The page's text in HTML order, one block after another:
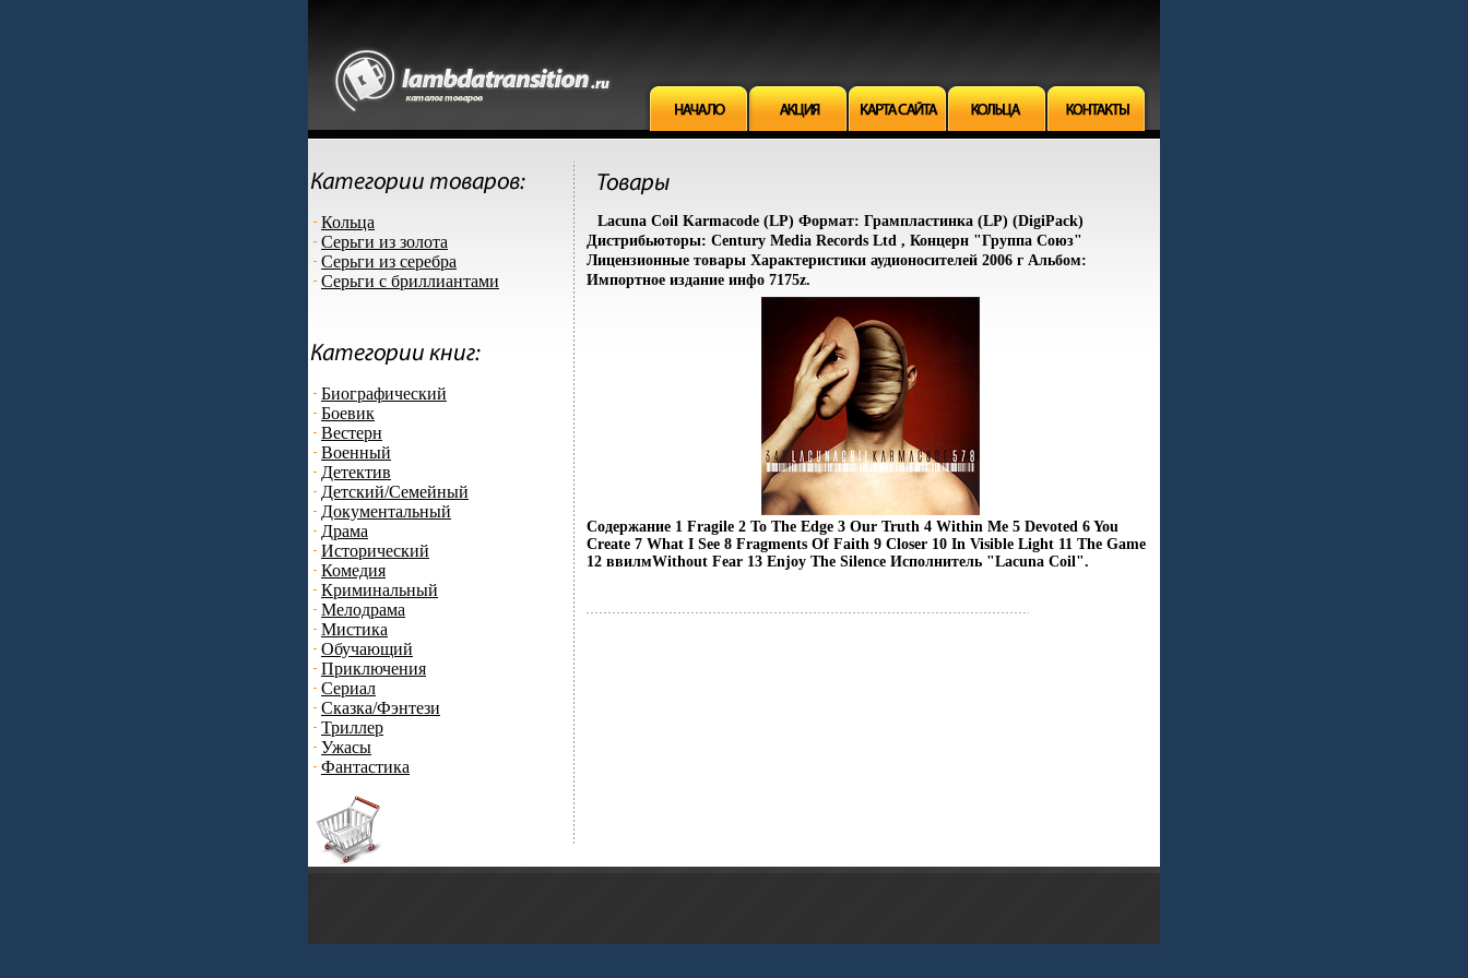
Кольца
Серьги из золота
Серьги из серебра
Серьги с бриллиантами
Биографический
Боевик
Вестерн
Военный
Детектив
Детский/Семейный
Документальный
Драма
Исторический
Комедия
Криминальный
Мелодрама
Мистика
Обучающий
Приключения
Сериал
Сказка/Фэнтези
Триллер
Ужасы
Фантастика
Lacuna Coil Karmacode (LP) Формат: Грампластинка (LP) (DigiPack)
Дистрибьюторы: Century Media Records Ltd , Концерн "Группа Союз"
Лицензионные товары Характеристики аудионосителей 2006 г Альбом:
Импортное издание инфо 7175z.
Содержание 1 Fragile 2 To The Edge 3 Our Truth 4 Within Me 5 Devoted 6 You
Create 7 What I See 8 Fragments Of Faith 9 Closer 10 In Visible Light 11 The Game
12 ввилмWithout Fear 13 Enjoy The Silence Исполнитель "Lacuna Coil".